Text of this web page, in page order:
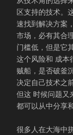
区支持的技术。
速找到解决方案
市场，必有其合
门槛低，但是它
这个风险和 成本
贼船，是否破釜
决定自己技术之
但这 时候问题又
都可以从中分享
很多人在大海中